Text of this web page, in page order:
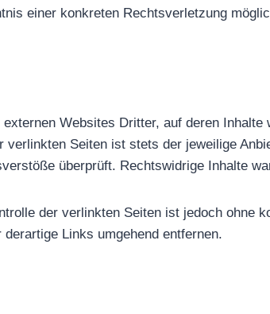
einer konkreten Rechtsverletzung
Websites Dritter, auf deren
verlinkten Seiten ist stets der jeweilige
überprüft. Rechtswidrige Inhalte
der verlinkten Seiten ist jedoch ohne
Links umgehend entfernen.